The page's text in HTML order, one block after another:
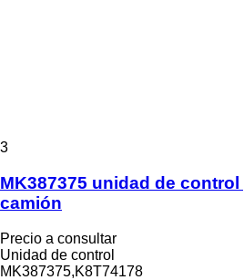
3
MK387375 unidad de
camión
Precio a consultar
Unidad de control
MK387375,K8T74178